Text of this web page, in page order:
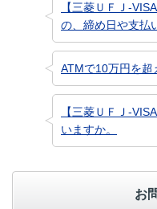
【三菱ＵＦＪ-
の、締め日や支払
ATMで10万円を超
【三菱ＵＦＪ-
いますか。
お